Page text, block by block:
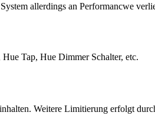
allerdings an Performancwe
Tap, Hue Dimmer Schalter, etc.
Weitere Limitierung erfolgt